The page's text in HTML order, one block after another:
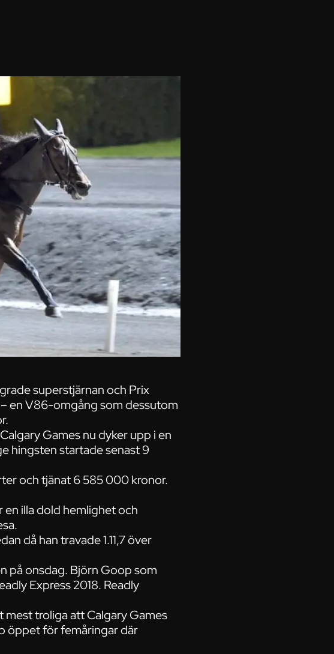
superstjärnan och Prix
en V86-omgång som dessutom
Games nu dyker upp i en
hingsten startade senast 9
och tjänat 6 585 000 kronor.
illa dold hemlighet och
då han travade 1.11,7 över
på onsdag. Björn Goop som
Express 2018. Readly
mest troliga att Calgary Games
öppet för femåringar där